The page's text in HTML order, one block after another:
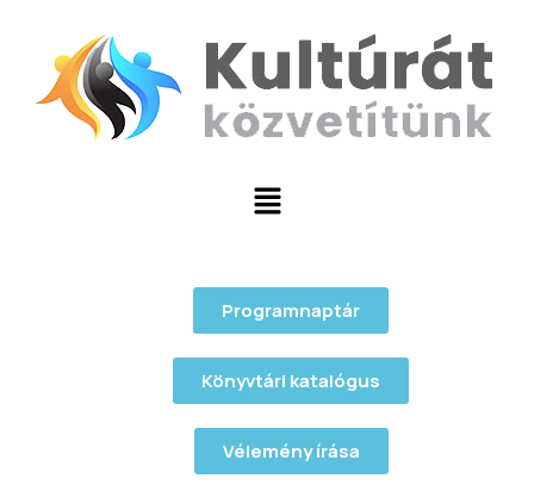
Programnaptár
Könyvtári katalógus
Vélemény írása